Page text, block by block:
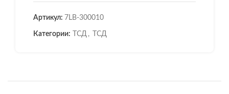
Артикул: 7LB-300010
Категории: ТСД , ТСД